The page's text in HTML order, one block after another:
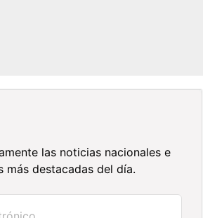
las noticias nacionales e
más destacadas del día.